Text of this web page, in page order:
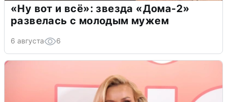
«Ну вот и всё»: звезда «Дома-2»
развелась с молодым мужем
6 августа 6